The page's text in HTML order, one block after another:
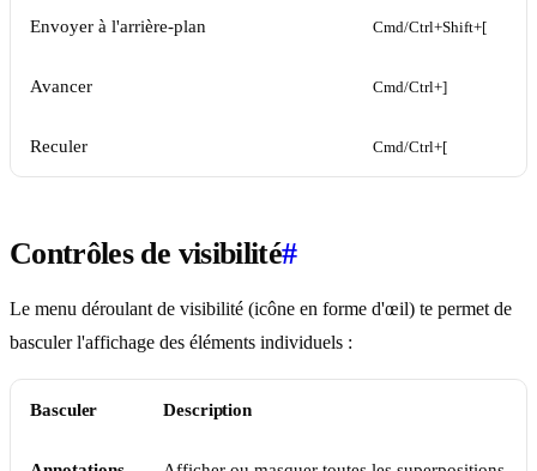
Envoyer à l'arrière-plan Cmd/Ctrl+Shift+[
Avancer Cmd/Ctrl+]
Reculer Cmd/Ctrl+[
Contrôles de visibilité#
Le menu déroulant de visibilité (icône en forme d'œil) te permet de
basculer l'affichage des éléments individuels :
Basculer Description